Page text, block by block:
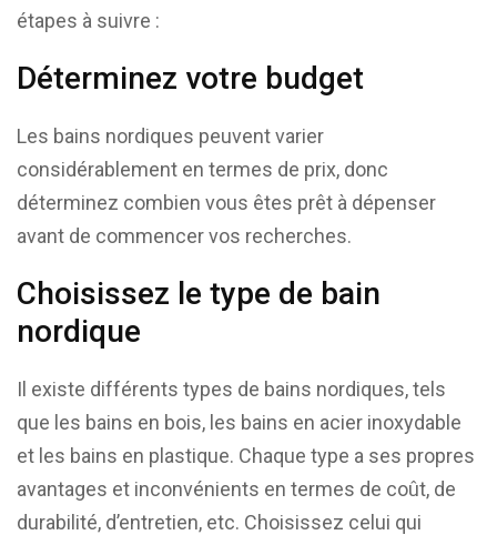
étapes à suivre :
Déterminez votre budget
Les bains nordiques peuvent varier
considérablement en termes de prix, donc
déterminez combien vous êtes prêt à dépenser
avant de commencer vos recherches.
Choisissez le type de bain
nordique
Il existe différents types de bains nordiques, tels
que les bains en bois, les bains en acier inoxydable
et les bains en plastique. Chaque type a ses propres
avantages et inconvénients en termes de coût, de
durabilité, d’entretien, etc. Choisissez celui qui